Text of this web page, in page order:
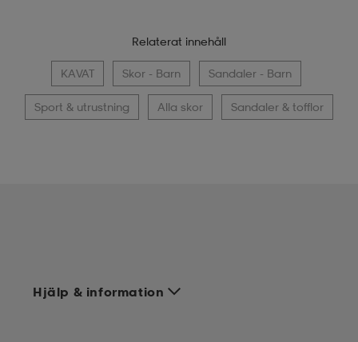
Relaterat innehåll
KAVAT Skor - Barn Sandaler - Barn
Sport & utrustning Alla skor Sandaler & tofflor
Hjälp & information